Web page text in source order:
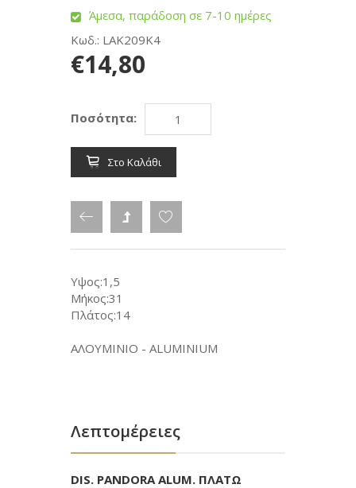
Άμεσα, παράδοση σε 7-10 ημέρες
Κωδ.: LAK209K4
€14,80
Ποσότητα:
Στο Καλάθι
Υψος:1,5
Μήκος:31
Πλάτος:14
ΑΛΟΥΜΙΝΙΟ - ALUMINIUM
Λεπτομέρειες
DIS. PANDORA ALUM. ΠΛΑΤΩ